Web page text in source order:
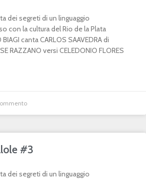
dei segreti di un linguaggio
con la cultura del Rio de la Plata
canta CARLOS SAAVEDRA di
RAZZANO versi CELEDONIO FLORES
#3
dei segreti di un linguaggio